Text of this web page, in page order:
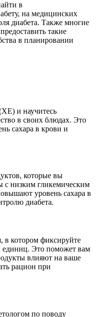
в
на медицинских
диабета. Также многие
такие
в планировании
и научитесь
в своих блюдах. Это
сахара в крови и
которые вы
с низким гликемическим
уровень сахара в
диабета.
в котором фиксируйте
единиц. Это поможет вам
влияют на ваше
рацион при
по поводу